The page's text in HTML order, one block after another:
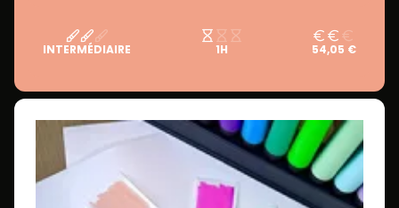
INTERMÉDIAIRE 1H 54,05 €